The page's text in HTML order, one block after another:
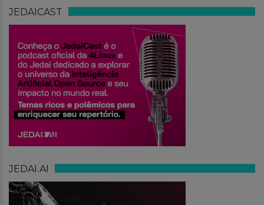
JEDAICAST
JEDAI.AI